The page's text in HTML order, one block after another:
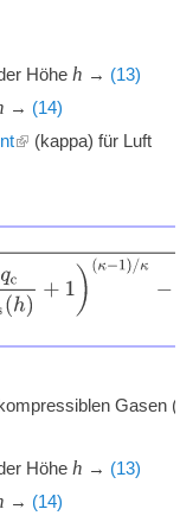
Höhe h → (13)
→ (14)
(kappa) für Luft
ps(h)+1)(κ−1)/κ−1]
Gasen
Höhe h → (13)
→ (14)